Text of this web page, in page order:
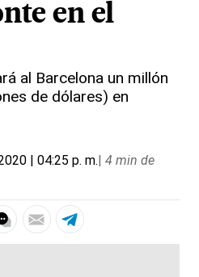
en el
al Barcelona un millón
de dólares) en
| 04:25 p. m.| 4 min de